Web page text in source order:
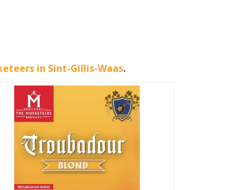
in Sint-Gillis-Waas.